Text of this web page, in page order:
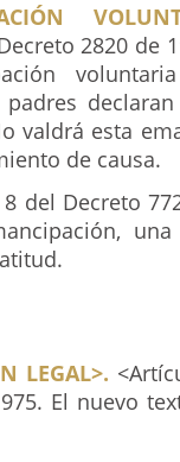
2820 de
valdrá esta
de causa.
del Decreto
LEGAL>.
El nuevo